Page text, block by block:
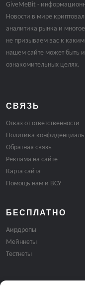
GiveMeBit -
Новости в мире
аналитика рынка и
не призываем вас к
нашем сайте может быть
ознакомительных целях.
СВЯЗЬ
Отказ от ответственности
Политика
Обратная связь
Реклама на сайте
Карта сайта
Помощь нам и ВСУ
БЕСПЛАТНО
Аирдропы
Мейннеты
Тестнеты